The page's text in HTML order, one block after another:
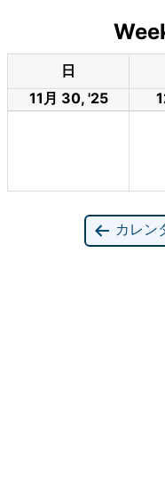
日
11月 30, '25
カレン